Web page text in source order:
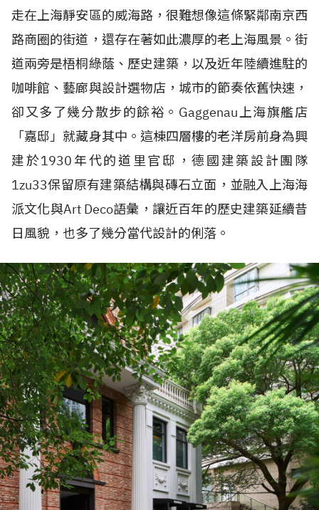
走在上海靜安區的威海路，很難想像這條緊鄰南京西
路商圈的街道，還存在著如此濃厚的老上海風景。街
道兩旁是梧桐綠蔭、歷史建築，以及近年陸續進駐的
咖啡館、藝廊與設計選物店，城市的節奏依舊快速，
卻又多了幾分散步的餘裕。Gaggenau上海旗艦店
「嘉邸」就藏身其中。這棟四層樓的老洋房前身為興
建於1930年代的道里官邸，德國建築設計團隊
1zu33保留原有建築結構與磚石立面，並融入上海海
派文化與Art Deco語彙，讓近百年的歷史建築延續昔
日風貌，也多了幾分當代設計的俐落。